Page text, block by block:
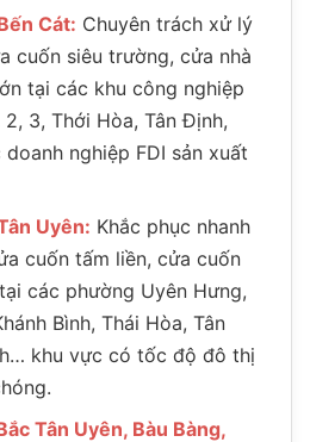
Cát: Chuyên trách xử lý
cuốn siêu trường, cửa nhà
tại các khu công nghiệp
2, 3, Thới Hòa, Tân Định,
nghiệp FDI sản xuất
Uyên: Khắc phục nhanh
cuốn tấm liền, cửa cuốn
các phường Uyên Hưng,
Bình, Thái Hòa, Tân
khu vực có tốc độ đô thị
Tân Uyên, Bàu Bàng,